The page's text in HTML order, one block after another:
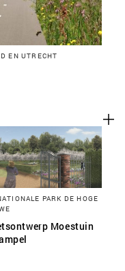
EN UTRECHT
PARK DE HOGE
Moestuin